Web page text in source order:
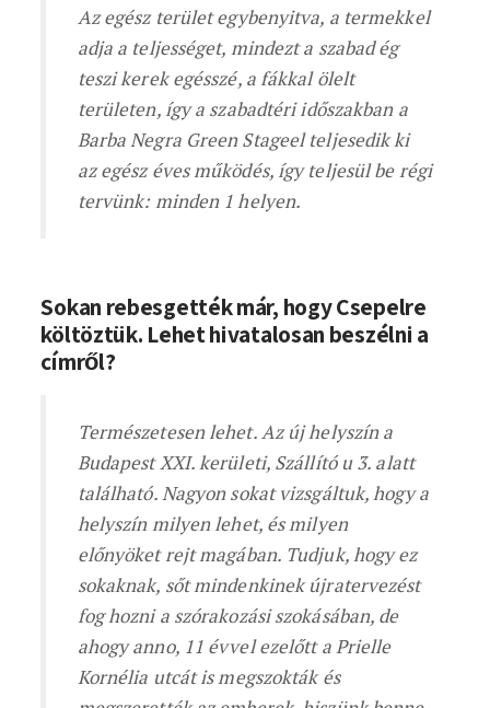
Az egész terület egybenyitva, a termekkel
adja a teljességet, mindezt a szabad ég
teszi kerek egésszé, a fákkal ölelt
területen, így a szabadtéri időszakban a
Barba Negra Green Stageel teljesedik ki
az egész éves működés, így teljesül be régi
tervünk: minden 1 helyen.
Sokan rebesgették már, hogy Csepelre
költöztük. Lehet hivatalosan beszélni a
címről?
Természetesen lehet. Az új helyszín a
Budapest XXI. kerületi, Szállító u 3. alatt
található. Nagyon sokat vizsgáltuk, hogy a
helyszín milyen lehet, és milyen
előnyöket rejt magában. Tudjuk, hogy ez
sokaknak, sőt mindenkinek újratervezést
fog hozni a szórakozási szokásában, de
ahogy anno, 11 évvel ezelőtt a Prielle
Kornélia utcát is megszokták és